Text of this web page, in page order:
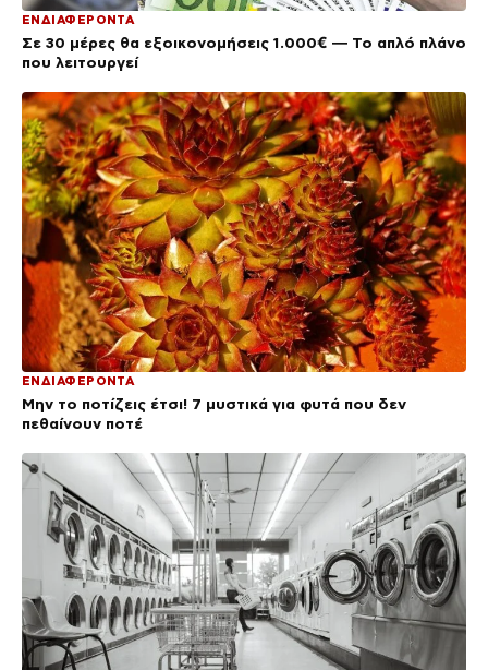
ΕΝΔΙΑΦΕΡΟΝΤΑ
Σε 30 μέρες θα εξοικονομήσεις 1.000€ — Το απλό πλάνο
που λειτουργεί
ΕΝΔΙΑΦΕΡΟΝΤΑ
Μην το ποτίζεις έτσι! 7 μυστικά για φυτά που δεν
πεθαίνουν ποτέ